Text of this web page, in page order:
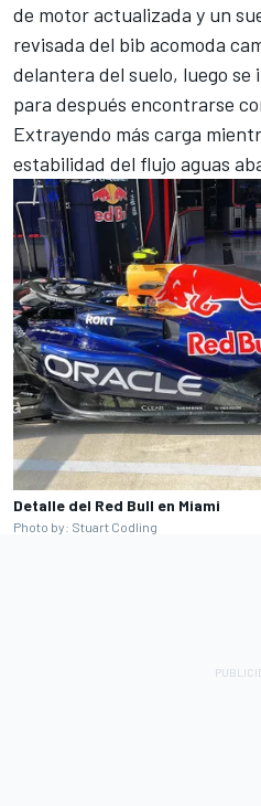
de motor actualizada y un
revisada del bib acomoda
delantera del suelo, luego se
para después encontrarse
Extrayendo más carga
estabilidad del flujo aguas
Detalle del Red Bull en Miami
Photo by: Stuart Codling